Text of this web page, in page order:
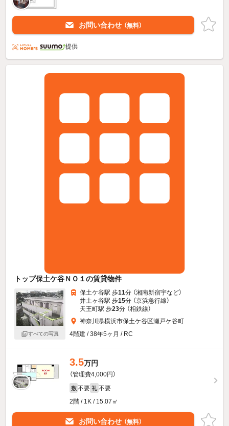
お問い合わせ （無料）
提供
トップ保土ケ谷ＮＯ１の賃貸物件
すべての写真
保土ケ谷駅 歩11分 （湘南新宿宇など）
井土ヶ谷駅 歩15分 （京浜急行線）
天王町駅 歩23分 （相鉄線）
神奈川県横浜市保土ケ谷区瀬戸ケ谷町
4階建 / 38年5ヶ月 / RC
3.5万円
（管理費4,000円）
敷 不要 礼 不要
2階 / 1K / 15.07㎡
お問い合わせ （無料）